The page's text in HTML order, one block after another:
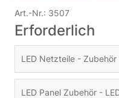
Art.-Nr.: 3507
Erforderlich
LED Netzteile - Zubehör
LED Panel Zubehör -